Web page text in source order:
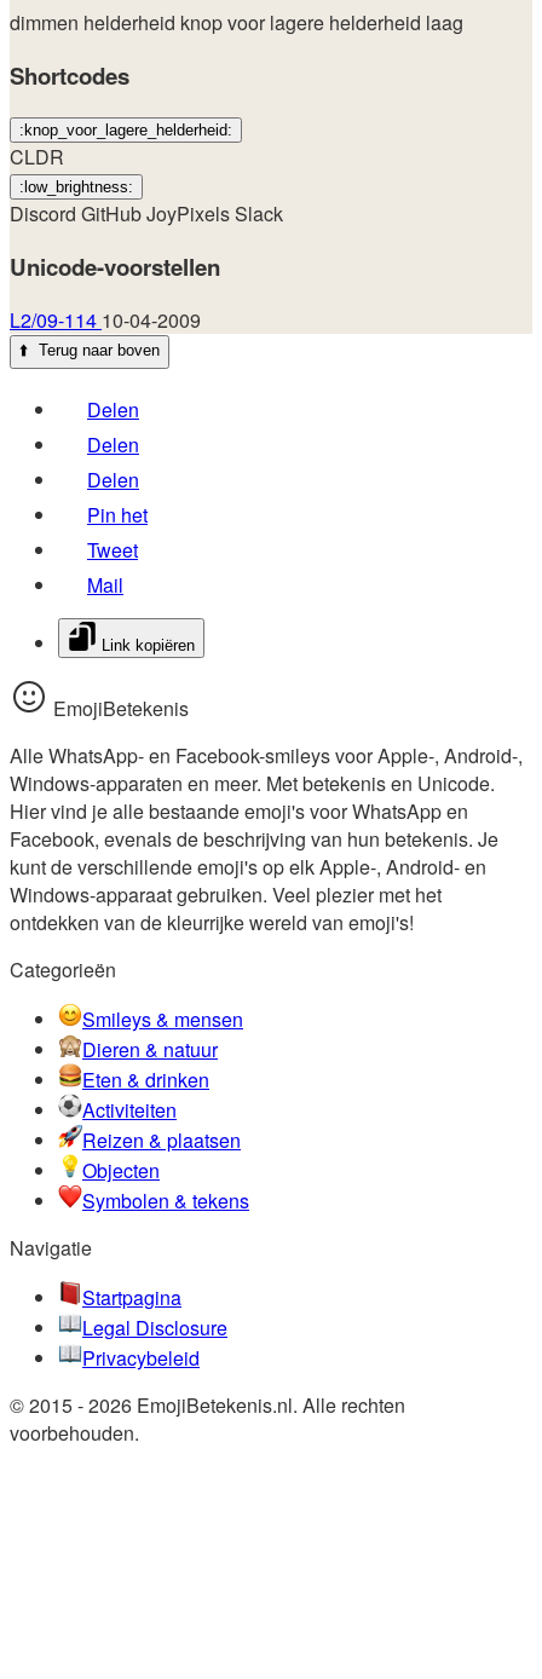
dimmen helderheid knop voor lagere helderheid laag
Shortcodes
:knop_voor_lagere_helderheid:
CLDR
:low_brightness:
Discord GitHubJoyPixelsSlack
Unicode-voorstellen
L2/09-114 10-04-2009
⬆️ Terug naar boven
Delen
Delen
Delen
Pin het
Tweet
Mail
Link kopiëren
EmojiBetekenis
Alle WhatsApp- en Facebook-smileys voor Apple-, Android-,
Windows-apparaten en meer. Met betekenis en Unicode.
Hier vind je alle bestaande emoji's voor WhatsApp en
Facebook, evenals de beschrijving van hun betekenis. Je
kunt de verschillende emoji's op elk Apple-, Android- en
Windows-apparaat gebruiken. Veel plezier met het
ontdekken van de kleurrijke wereld van emoji's!
Categorieën
Smileys & mensen
Dieren & natuur
Eten & drinken
Activiteiten
Reizen & plaatsen
Objecten
Symbolen & tekens
Navigatie
Startpagina
Legal Disclosure
Privacybeleid
© 2015 - 2026 EmojiBetekenis.nl. Alle rechten
voorbehouden.